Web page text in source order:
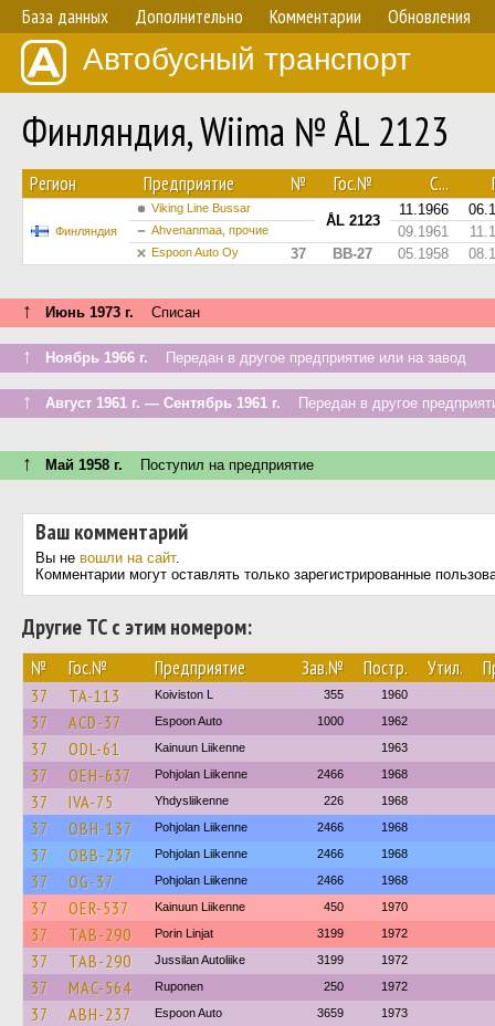
База данных Дополнительно Комментарии Обновления
Автобусный транспорт
Финляндия, Wiima № ÅL 2123
Регион Предприятие № Гос.№ С...
Финляндия
Viking Line Bussar
ÅL 2123
11.1966
Ahvenanmaa, прочие 09.1961
Espoon Auto Oy 37 BB-27 05.1958
↑ Июнь 1973 г. Списан
↑ Ноябрь 1966 г. Передан в другое предприятие или на завод
↑ Август 1961 г. — Сентябрь 1961 г. Передан в другое
↑ Май 1958 г. Поступил на предприятие
Ваш комментарий
Вы не вошли на сайт.
Комментарии могут оставлять только зарегистрированные
Другие ТС с этим номером:
№ Гос.№ Предприятие Зав.№ Постр. Утил.
37 TA-113 Koiviston L 355 1960
37 ACD-37 Espoon Auto 1000 1962
37 ODL-61 Kainuun Liikenne 1963
37 OEH-637 Pohjolan Liikenne 2466 1968
37 IVA-75 Yhdysliikenne 226 1968
37 OBH-137 Pohjolan Liikenne 2466 1968
37 OBB-237 Pohjolan Liikenne 2466 1968
37 OG-37 Pohjolan Liikenne 2466 1968
37 OER-537 Kainuun Liikenne 450 1970
37 TAB-290 Porin Linjat 3199 1972
37 TAB-290 Jussilan Autoliike 3199 1972
37 MAC-564 Ruponen 250 1972
37 ABH-237 Espoon Auto 3659 1973